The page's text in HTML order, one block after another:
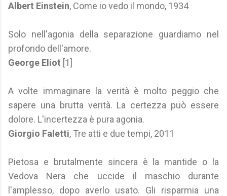
Albert Einstein, Come io vedo il mondo, 1934
Solo nell'agonia della separazione guardiamo nel
profondo dell'amore.
George Eliot [1]
A volte immaginare la verità è molto peggio che
sapere una brutta verità. La certezza può essere
dolore. L'incertezza è pura agonia.
Giorgio Faletti, Tre atti e due tempi, 2011
Pietosa e brutalmente sincera è la mantide o la
Vedova Nera che uccide il maschio durante
l'amplesso, dopo averlo usato. Gli risparmia una